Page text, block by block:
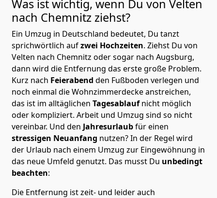
Was ist wichtig, wenn Du von Velten
nach Chemnitz ziehst?
Ein Umzug in Deutschland bedeutet, Du tanzt
sprichwörtlich aufzwei Hochzeiten. Ziehst Du von
Velten nach Chemnitz oder sogar nach Augsburg,
dann wird die Entfernung das erste große Problem.
Kurz nach Feierabend den Fußboden verlegen und
noch einmal die Wohnzimmerdecke anstreichen,
das ist im alltäglichen Tagesablaufnicht möglich
oder kompliziert. Arbeit und Umzug sind so nicht
vereinbar. Und den Jahresurlaubfür einen
stressigen Neuanfang nutzen? In der Regel wird
der Urlaub nach einem Umzug zur Eingewöhnung in
das neue Umfeld genutzt. Das musst Du unbedingt
beachten:
Die Entfernung ist zeit- und leider auch